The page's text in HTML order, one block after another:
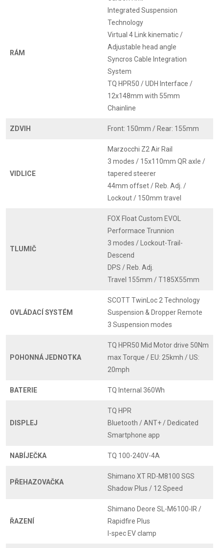
RÁM
Integrated Suspension
Technology
Virtual 4 Link kinematic /
Adjustable head angle
Syncros Cable Integration
System
TQ HPR50 / UDH Interface /
12x148mm with 55mm
Chainline
ZDVIH Front: 150mm / Rear: 155mm
VIDLICE
Marzocchi Z2 Air Rail
3 modes / 15x110mm QR axle /
tapered steerer
44mm offset / Reb. Adj. /
Lockout / 150mm travel
TLUMIČ
FOX Float Custom EVOL
Performace Trunnion
3 modes / Lockout-Trail-
Descend
DPS / Reb. Adj.
Travel 155mm / T185X55mm
OVLÁDACÍ SYSTÉM
SCOTT TwinLoc 2 Technology
Suspension & Dropper Remote
3 Suspension modes
POHONNÁ JEDNOTKA
TQ HPR50 Mid Motor drive 50Nm
max Torque / EU: 25kmh / US:
20mph
BATERIE TQ Internal 360Wh
DISPLEJ
TQ HPR
Bluetooth / ANT+ / Dedicated
Smartphone app
NABÍJEČKA TQ 100-240V-4A
PŘEHAZOVAČKA
Shimano XT RD-M8100 SGS
Shadow Plus / 12 Speed
ŘAZENÍ
Shimano Deore SL-M6100-IR /
Rapidfire Plus
I-spec EV clamp